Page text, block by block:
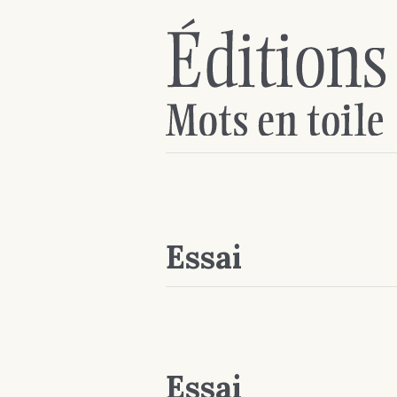
Essai
Essai